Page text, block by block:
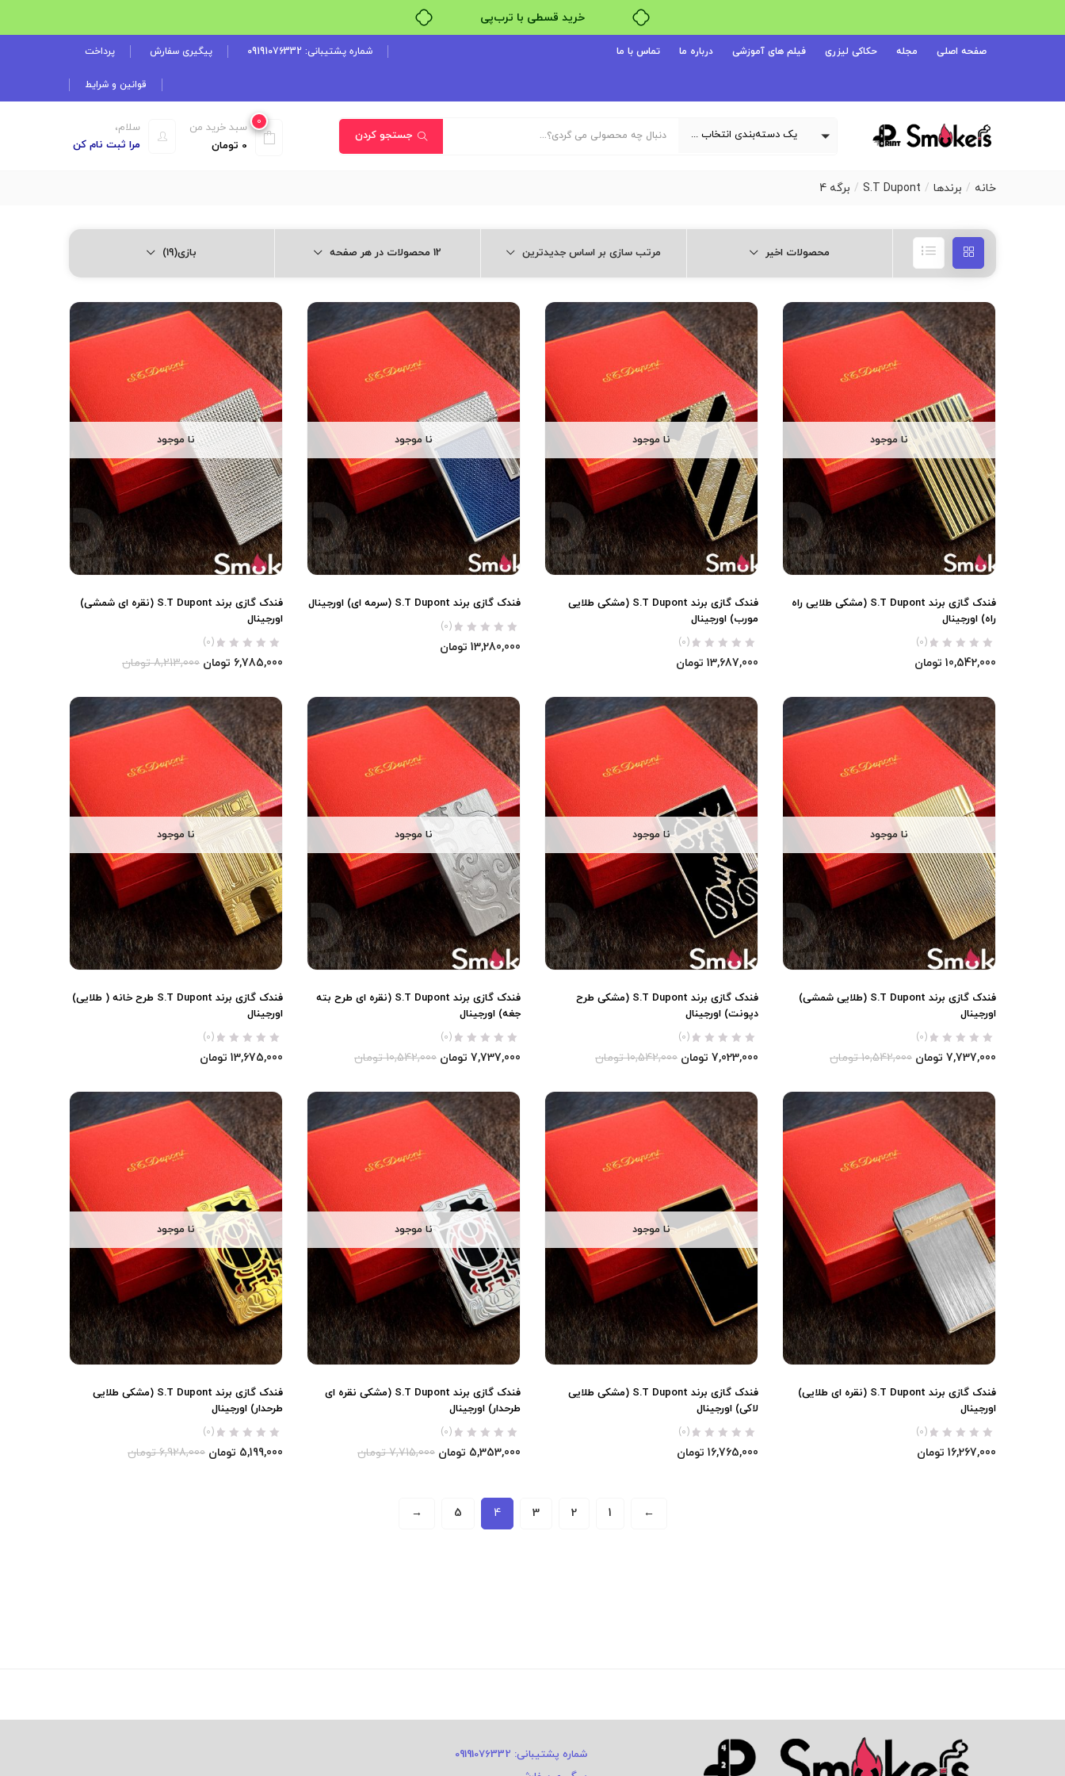
خرید قسطی با ترب‌پی
صفحه اصلی مجله حکاکی لیزری فیلم های آموزشی درباره ما تماس با ما شماره پشتیبانی: 09191076332 پیگیری سفارش پرداخت
قوانین و شرایط
یک دسته‌بندی انتخاب کنید جستجو کردن
سلام،
مرا ثبت نام کن
0
سبد خرید من
0 تومان
خانه برندها S.T Dupont برگه 4
محصولات اخیر مرتب سازی بر اساس جدیدترین 12 محصولات در هر صفحه بازی(19)
نا موجود
فندک گازی برند S.T Dupont (مشکی طلایی راه
راه) اورجینال
(0)
10,542,000 تومان
نا موجود
فندک گازی برند S.T Dupont (مشکی طلایی
مورب) اورجینال
(0)
13,687,000 تومان
نا موجود
فندک گازی برند S.T Dupont (سرمه ای) اورجینال
(0)
13,280,000 تومان
نا موجود
فندک گازی برند S.T Dupont (نقره ای شمشی)
اورجینال
(0)
6,785,000 تومان 8,213,000 تومان
نا موجود
فندک گازی برند S.T Dupont (طلایی شمشی)
اورجینال
(0)
7,737,000 تومان 10,542,000 تومان
نا موجود
فندک گازی برند S.T Dupont (مشکی طرح
دپونت) اورجینال
(0)
7,023,000 تومان 10,542,000 تومان
نا موجود
فندک گازی برند S.T Dupont (نقره ای طرح بته
جغه) اورجینال
(0)
7,737,000 تومان 10,542,000 تومان
نا موجود
فندک گازی برند S.T Dupont طرح خانه ( طلایی)
اورجینال
(0)
13,675,000 تومان
فندک گازی برند S.T Dupont (نقره ای طلایی)
اورجینال
(0)
16,267,000 تومان
نا موجود
فندک گازی برند S.T Dupont (مشکی طلایی
لاکی) اورجینال
(0)
16,765,000 تومان
نا موجود
فندک گازی برند S.T Dupont (مشکی نقره ای
طرحدار) اورجینال
(0)
5,353,000 تومان 7,715,000 تومان
نا موجود
فندک گازی برند S.T Dupont (مشکی طلایی
طرحدار) اورجینال
(0)
5,199,000 تومان 6,928,000 تومان
←
1
2
3
4
5
→
شماره پشتیبانی: 09191076332